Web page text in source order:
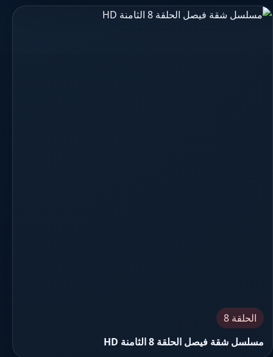
الحلقة 8
مسلسل شقة فيصل الحلقة 8 الثامنة HD